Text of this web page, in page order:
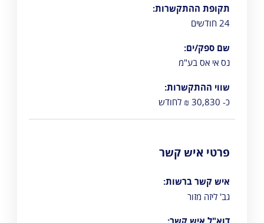
תקופת ההתקשרות:
24 חודשים
שם ספק/ים:
נס אי אס בע"מ
שווי ההתקשרות:
כ- 30,830 ₪ לחודש
פרטי איש קשר
איש קשר ברשות:
גב' ליזה מזור